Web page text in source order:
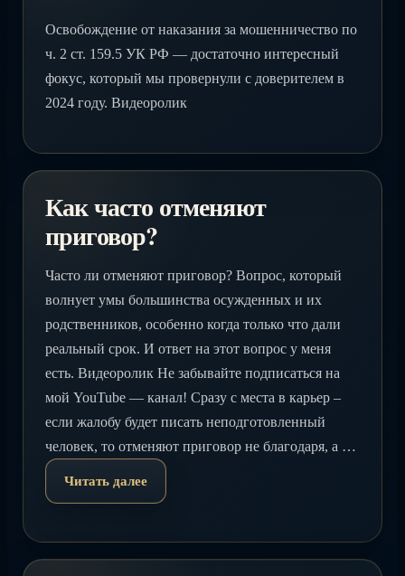
Освобождение от наказания за мошенничество по
ч. 2 ст. 159.5 УК РФ — достаточно интересный
фокус, который мы провернули с доверителем в
2024 году. Видеоролик
Как часто отменяют
приговор?
Часто ли отменяют приговор? Вопрос, который
волнует умы большинства осужденных и их
родственников, особенно когда только что дали
реальный срок. И ответ на этот вопрос у меня
есть. Видеоролик Не забывайте подписаться на
мой YouTube — канал! Сразу с места в карьер –
если жалобу будет писать неподготовленный
человек, то отменяют приговор не благодаря, а …
Читать далее